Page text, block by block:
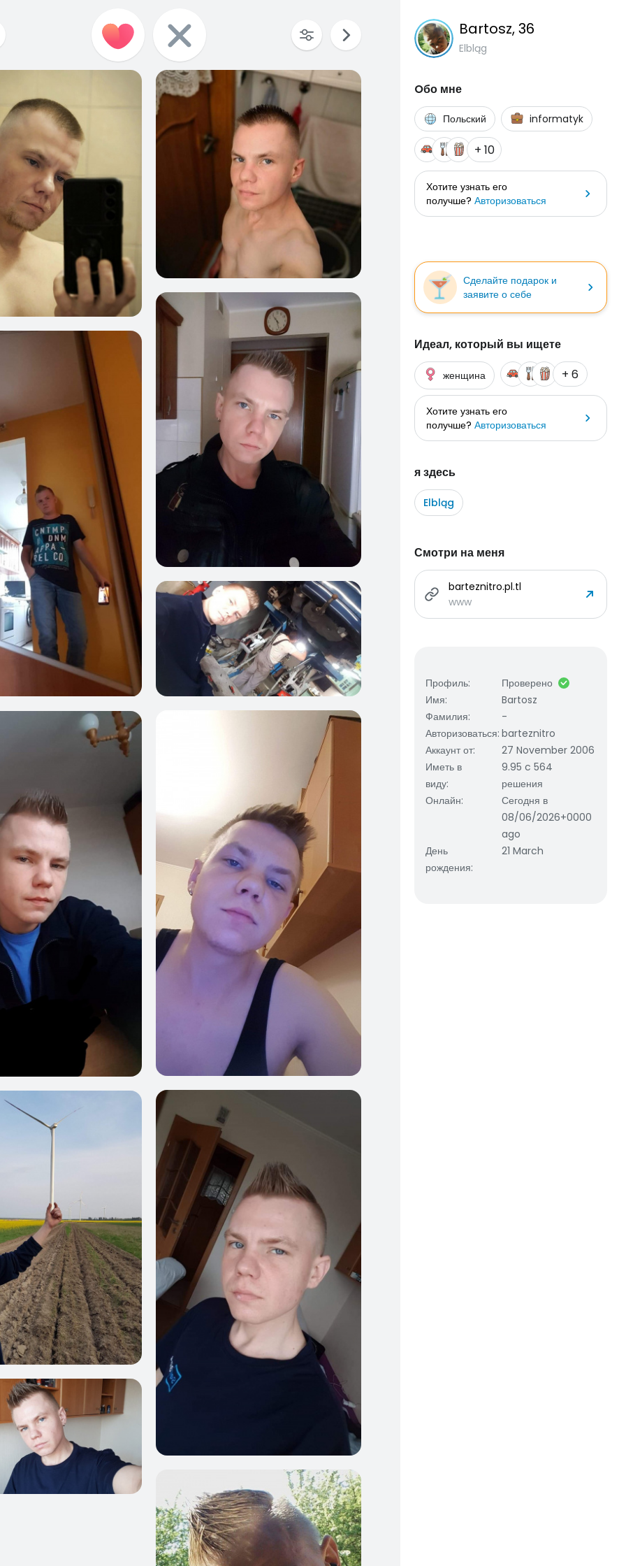
0
1
0
1
5
Bartosz, 36
Elbląg
Oбо мне
Польский informatyk
+ 10
Хотите узнать его
получше? Авторизоваться
Сделайте подарок и
заявите о себе
Идеал, который вы ищете
женщина + 6
Хотите узнать его
получше? Авторизоваться
я здесь
Elbląg
Смотри на меня
barteznitro.pl.tl
www
Профиль:
Проверено
Имя:
Bartosz
Фамилия:
-
Авторизоваться: barteznitro
Аккаунт от:
27 November 2006
Иметь в
виду:
9.95 c 564
решения
Онлайн:
Сегодня в
08/06/2026+0000
ago
День
рождения:
21 March